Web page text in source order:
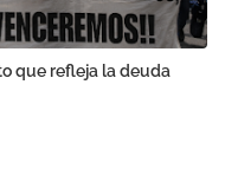
que refleja la deuda